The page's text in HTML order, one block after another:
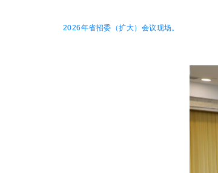
2026年省招委（扩大）会议现场。